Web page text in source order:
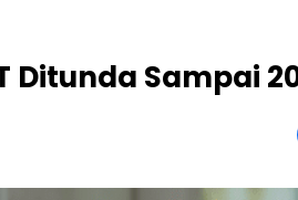
Ditunda Sampai